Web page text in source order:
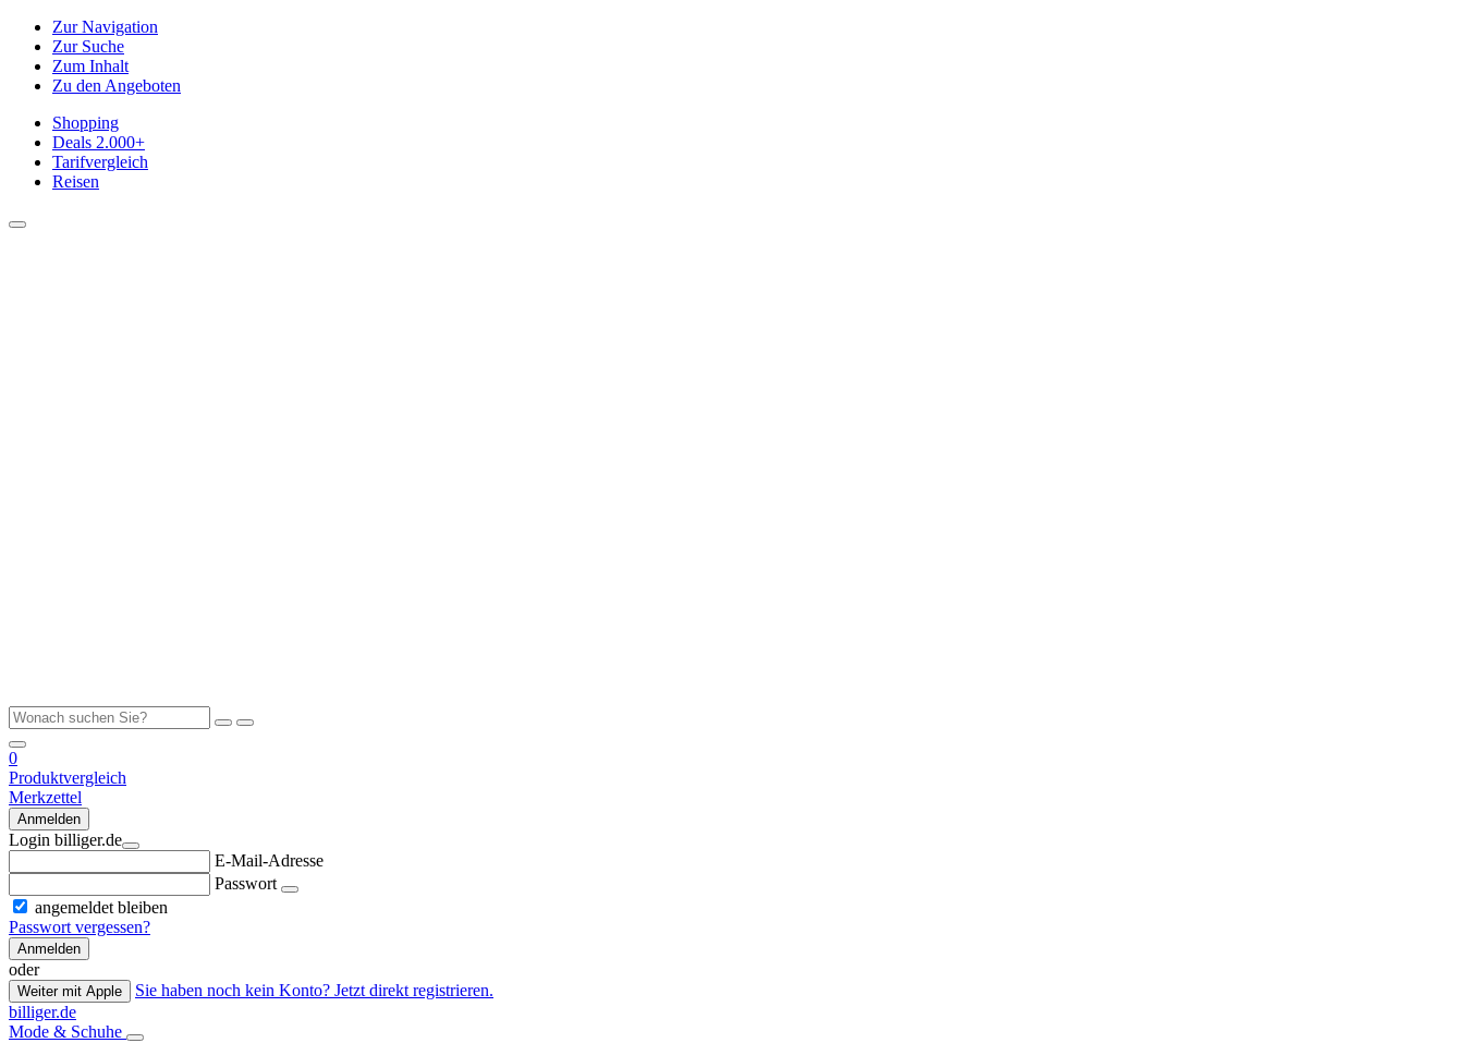
Zur Navigation
Zur Suche
Zum Inhalt
Zu den Angeboten
Shopping
Deals 2.000+
Tarifvergleich
Reisen
0
Produktvergleich
Merkzettel
Anmelden
Login billiger.de
E-Mail-Adresse
Passwort
angemeldet bleiben
Passwort vergessen?
Anmelden
oder
Weiter mit Apple
Sie haben noch kein Konto? Jetzt direkt registrieren.
billiger.de
Mode & Schuhe